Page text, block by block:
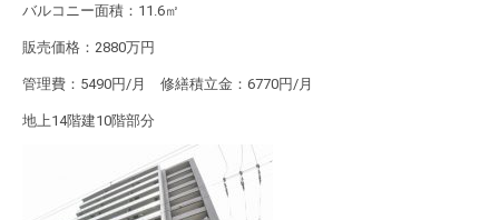
バルコニー面積：11.6㎡
販売価格：2880万円
管理費：5490円/月 修繕積立金：6770円/月
地上14階建10階部分